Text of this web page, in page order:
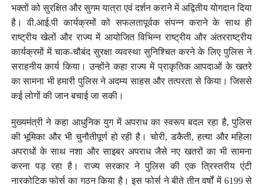
भक्तों को सुरक्षित और सुगम यात्रा एवं दर्शन कराने में अद्वितीय योगदान दिया
है। वी.आई.पी कार्यक्रमों को सफलतापूर्वक संपन्न कराने के साथ ही
राष्ट्रीय खेलों और राज्य में आयोजित विभिन्न राष्ट्रीय और अंतरराष्ट्रीय
कार्यक्रमों में चाक-चौबंद सुरक्षा व्यवस्था सुनिश्चित करने के लिए पुलिस ने
सराहनीय कार्य किया। उन्होंने कहा राज्य में प्राकृतिक आपदाओं के खतरे
का सामना भी हमारी पुलिस ने अदम्य साहस और तत्परता से किया। जिससे
कई लोगों की जान बचाई जा सकी।
मुख्यमंत्री ने कहा आधुनिक युग में अपराध का स्वरूप बदल रहा है, पुलिस
की भूमिका और भी चुनौतीपूर्ण हो रही है। चोरी, डकैती, हत्या और महिला
अपराधों के साथ नशा और साइबर अपराध जैसे नए खतरों का भी सामना
करना पड़ रहा है। राज्य सरकार ने पुलिस की एक त्रिस्तरीय एंटी
नारकोटिक फोर्स का गठन किया है। इस फोर्स ने बीते तीन वर्षों में 6199 से